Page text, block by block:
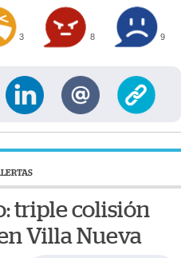
3 8 9
triple colisión
Villa Nueva